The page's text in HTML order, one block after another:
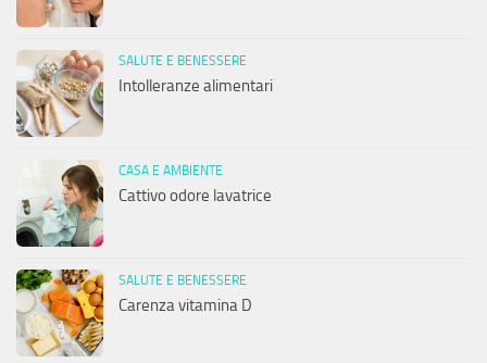
SALUTE E BENESSERE
Intolleranze alimentari
CASA E AMBIENTE
Cattivo odore lavatrice
SALUTE E BENESSERE
Carenza vitamina D